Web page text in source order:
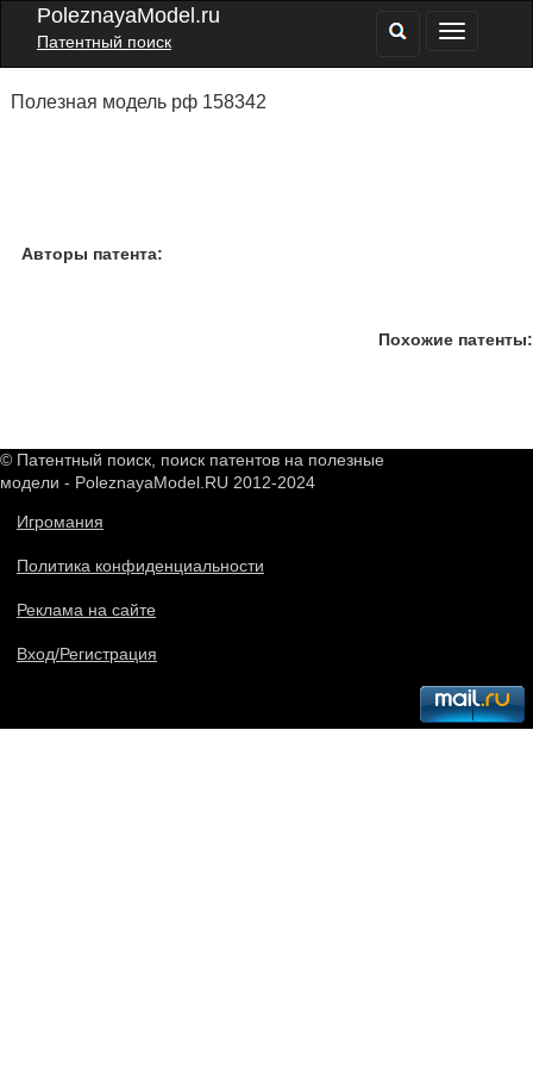
PoleznayaModel.ru
Патентный поиск
Полезная модель рф 158342
Авторы патента:
Похожие патенты:
© Патентный поиск, поиск патентов на полезные
модели - PoleznayaModel.RU 2012-2024
Игромания
Политика конфиденциальности
Реклама на сайте
Вход/Регистрация